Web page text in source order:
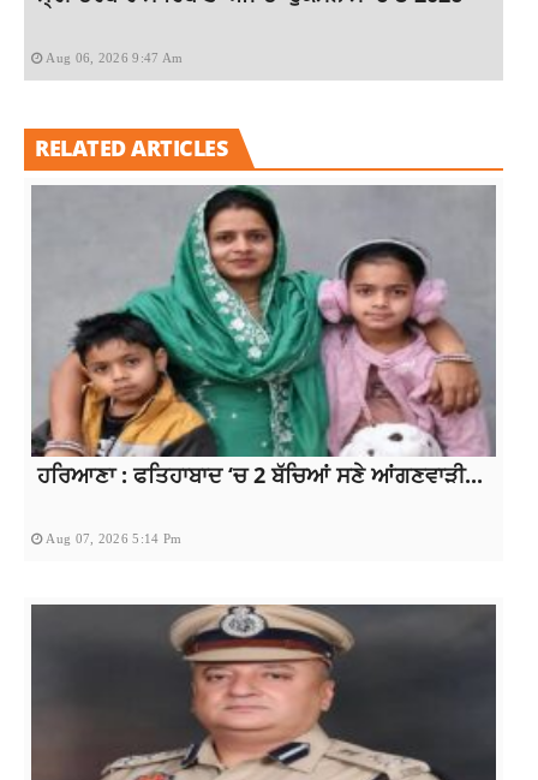
Aug 06, 2026 9:47 Am
RELATED ARTICLES
ਹਰਿਆਣਾ : ਫਤਿਹਾਬਾਦ ‘ਚ 2 ਬੱਚਿਆਂ ਸਣੇ ਆਂਗਣਵਾੜੀ...
Aug 07, 2026 5:14 Pm